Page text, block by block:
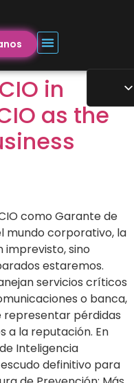
in
as the
como Garante de
mundo corporativo, la
imprevisto, sino
estaremos.
servicios críticos
o banca,
representar pérdidas
a la reputación. En
Inteligencia
definitivo para